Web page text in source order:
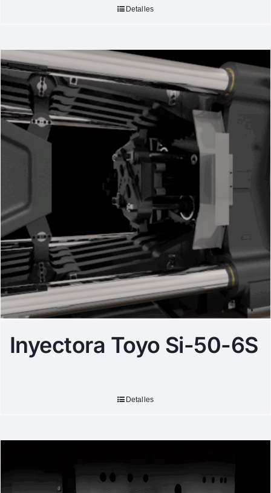
Detalles
Inyectora Toyo Si-50-6S
Detalles